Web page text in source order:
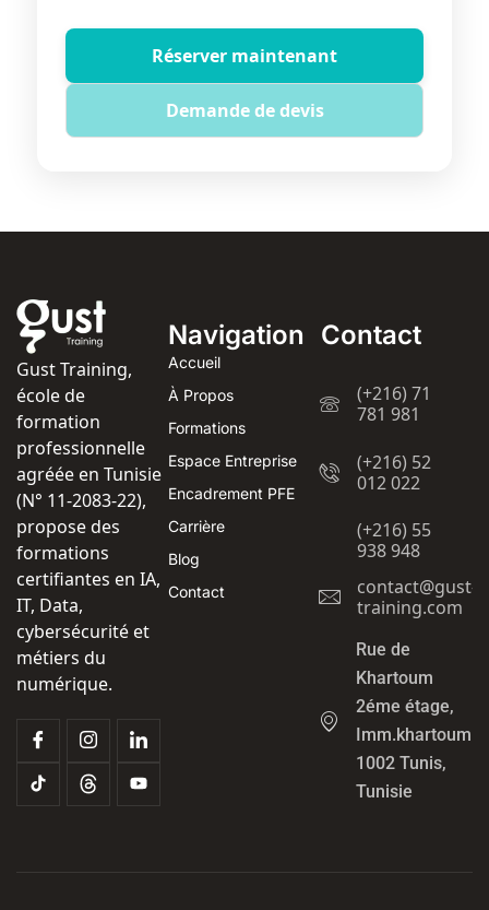
Réserver maintenant
Demande de devis
Gust Training,
école de
formation
professionnelle
agréée en Tunisie
(N° 11-2083-22),
propose des
formations
certifiantes en IA,
IT, Data,
cybersécurité et
métiers du
numérique.
Navigation
Accueil
À Propos
Formations
Espace Entreprise
Encadrement PFE
Carrière
Blog
Contact
Contact
(+216) 71
781 981
(+216) 52
012 022
(+216) 55
938 948
contact@gust-
training.com
Rue de
Khartoum
2éme étage,
Imm.khartoum
1002 Tunis,
Tunisie